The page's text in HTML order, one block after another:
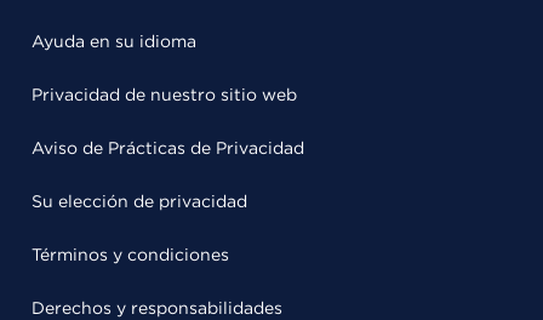
Ayuda en su idioma
Privacidad de nuestro sitio web
Aviso de Prácticas de Privacidad
Su elección de privacidad
Términos y condiciones
Derechos y responsabilidades